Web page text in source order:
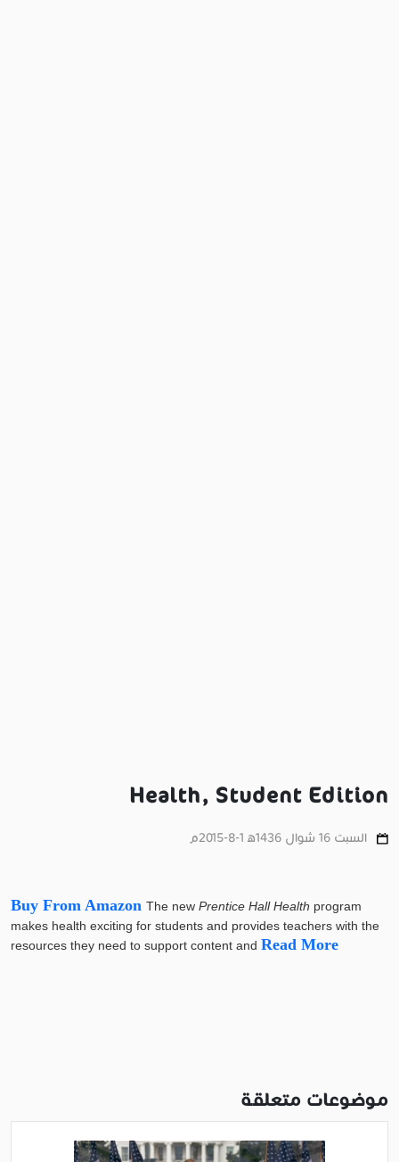
Health, Student Edition
السبت 16 شوال 1436ﻫ 1-8-2015م
Buy From Amazon The new Prentice Hall Health program
makes health exciting for students and provides teachers with the
resources they need to support content and Read More
موضوعات متعلقة